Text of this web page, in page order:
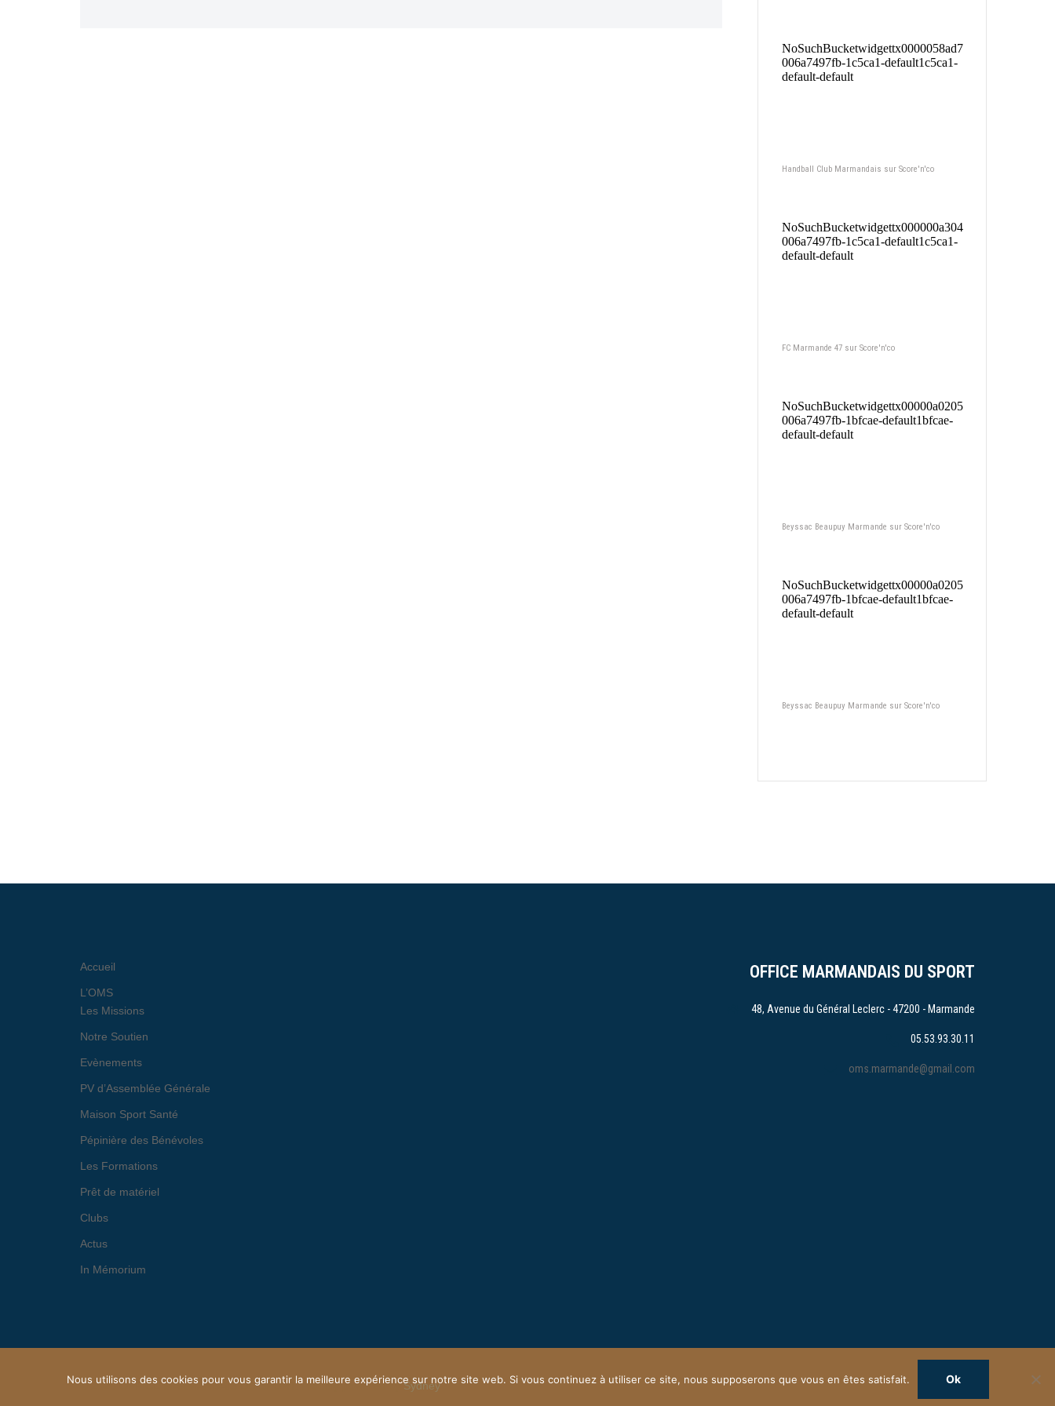
Handball Club Marmandais sur Score'n'co
FC Marmande 47 sur Score'n'co
Beyssac Beaupuy Marmande sur Score'n'co
Beyssac Beaupuy Marmande sur Score'n'co
OFFICE MARMANDAIS DU SPORT
48, Avenue du Général Leclerc - 47200 - Marmande
05.53.93.30.11
oms.marmande@gmail.com
Accueil
L’OMS
Les Missions
Notre Soutien
Evènements
PV d’Assemblée Générale
Maison Sport Santé
Pépinière des Bénévoles
Les Formations
Prêt de matériel
Clubs
Actus
In Mémorium
© 2026 OFFICE MARMANDAIS DU SPORT. Proudly powered bySydney
Nous utilisons des cookies pour vous garantir la meilleure expérience sur notre site web. Si vous continuez à utiliser ce site, nous supposerons que vous en êtes satisfait. Ok